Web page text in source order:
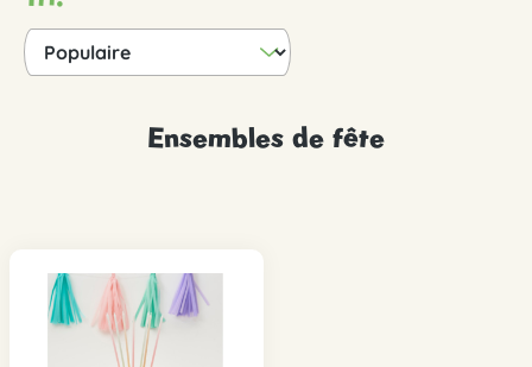
Ensembles de fête